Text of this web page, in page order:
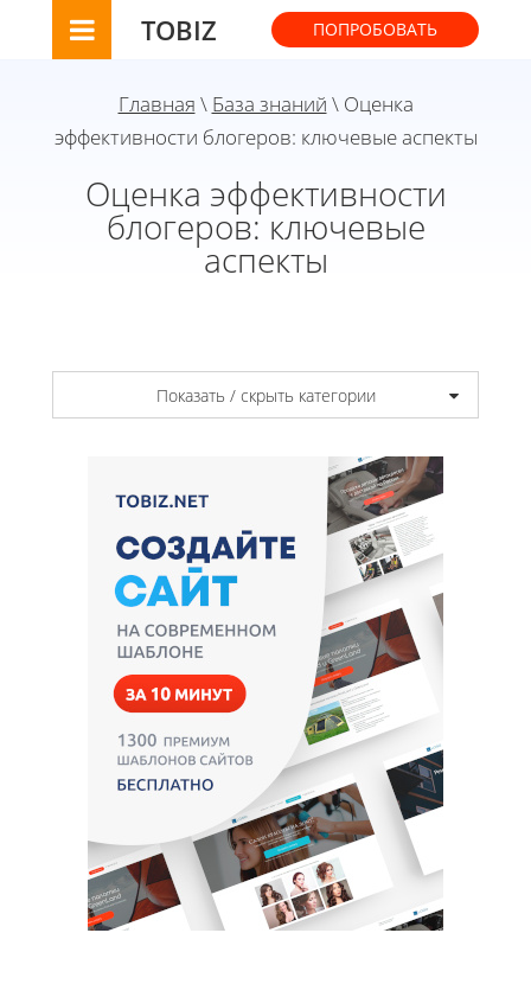
TOBIZ ПОПРОБОВАТЬ
Главная \ База знаний \ Оценка
эффективности блогеров: ключевые аспекты
Оценка эффективности
блогеров: ключевые
аспекты
Показать / скрыть категории